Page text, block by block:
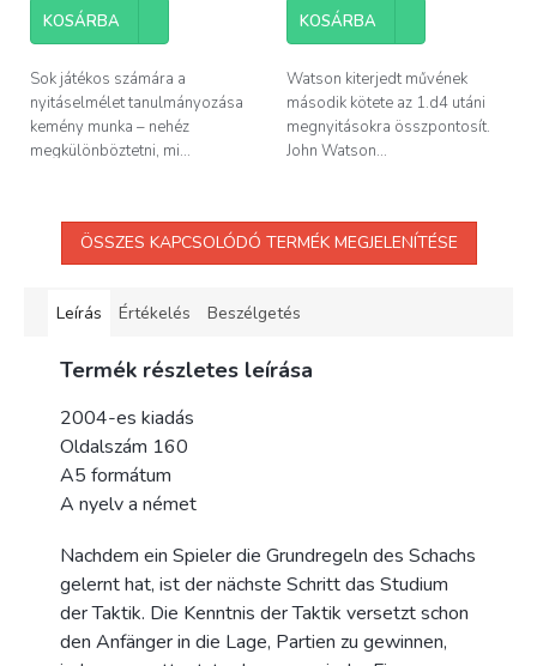
KOSÁRBA
Sok játékos számára a
nyitáselmélet tanulmányozása
kemény munka – nehéz
megkülönböztetni, mi...
KOSÁRBA
Watson kiterjedt művének
második kötete az 1.d4 utáni
megnyitásokra összpontosít.
John Watson...
ÖSSZES KAPCSOLÓDÓ TERMÉK MEGJELENÍTÉSE
Leírás Értékelés Beszélgetés
Termék részletes leírása
2004-es kiadás
Oldalszám 160
A5 formátum
A nyelv a német
Nachdem ein Spieler die Grundregeln des Schachs
gelernt hat, ist der nächste Schritt das Studium
der Taktik. Die Kenntnis der Taktik versetzt schon
den Anfänger in die Lage, Partien zu gewinnen,